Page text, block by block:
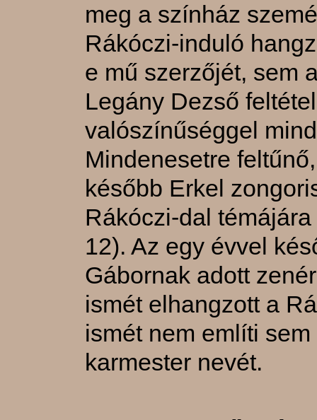
meg a színház
Rákóczi-induló
e mű szerzőjét, sem
Legány Dezső
valószínűséggel
Mindenesetre
később Erkel
Rákóczi-dal
12). Az egy évvel
Gábornak adott
ismét elhangzott a
ismét nem említi
karmester nevét.